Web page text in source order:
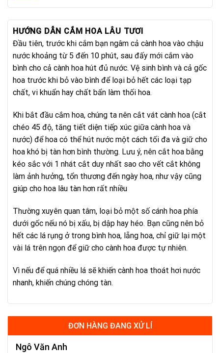
HƯỚNG DẪN CẮM HOA LÂU TƯƠI
Đầu tiên, trước khi cắm bạn ngâm cả cành hoa vào chậu
nước khoảng từ 5 đến 10 phút, sau đấy mới cắm vào
bình cho cả cành hoa hút đủ nước. Vệ sinh bình và cả gốc
hoa trước khi bỏ vào bình để loại bỏ hết các loại tạp
chất, vi khuẩn hay chất bẩn làm thối hoa.
Khi bắt đầu cắm hoa, chúng ta nên cắt vát cành hoa (cắt
chéo 45 độ, tăng tiết diện tiếp xúc giữa cành hoa và
nước) để hoa có thể hút nước một cách tối đa và giữ cho
hoa khó bị tàn hơn bình thường. Lưu ý, nên cắt hoa bằng
kéo sắc với 1 nhát cắt duy nhất sao cho vết cắt không
làm ảnh hưởng, tổn thương đến ngày hoa, như vậy cũng
giúp cho hoa lâu tàn hơn rất nhiều
Thường xuyên quan tâm, loại bỏ một số cánh hoa phía
dưới gốc nếu nó bị xấu, bị dập hay héo. Bạn cũng nên bỏ
hết các lá rụng ở trong bình hoa, lẵng hoa, chỉ giữ lại một
vài lá trên ngọn để giữ cho cành hoa được tự nhiên.
Vì nếu để quá nhiều lá sẽ khiến cành hoa thoát hơi nước
nhanh, khiến chúng chóng tàn.
ĐƠN HÀNG ĐANG XỬ LÍ
Ngô Văn Anh